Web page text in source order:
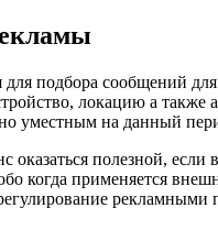
подбора сообщений
локацию а также
уместным на данный
оказаться полезной,
когда применяется